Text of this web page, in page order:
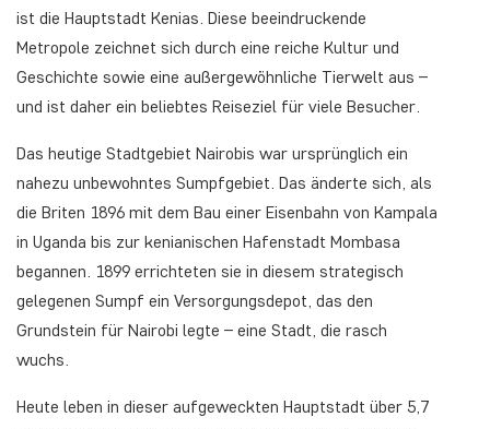
ist die Hauptstadt Kenias. Diese beeindruckende
Metropole zeichnet sich durch eine reiche Kultur und
Geschichte sowie eine außergewöhnliche Tierwelt aus –
und ist daher ein beliebtes Reiseziel für viele Besucher.
Das heutige Stadtgebiet Nairobis war ursprünglich ein
nahezu unbewohntes Sumpfgebiet. Das änderte sich, als
die Briten 1896 mit dem Bau einer Eisenbahn von Kampala
in Uganda bis zur kenianischen Hafenstadt Mombasa
begannen. 1899 errichteten sie in diesem strategisch
gelegenen Sumpf ein Versorgungsdepot, das den
Grundstein für Nairobi legte – eine Stadt, die rasch
wuchs.
Heute leben in dieser aufgeweckten Hauptstadt über 5,7